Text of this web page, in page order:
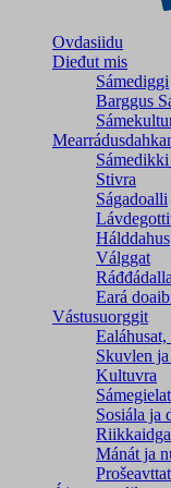
Ovdasiidu
Dieđut mis
Sámediggi
Barggus
Stivra
Ságadoalli
Hálddahus
Válggat
Eará
Vástusuorggit
Skuvlen
Kultuvra
Sámegielat
Sosiála ja
Mánát ja
Prošeavttat